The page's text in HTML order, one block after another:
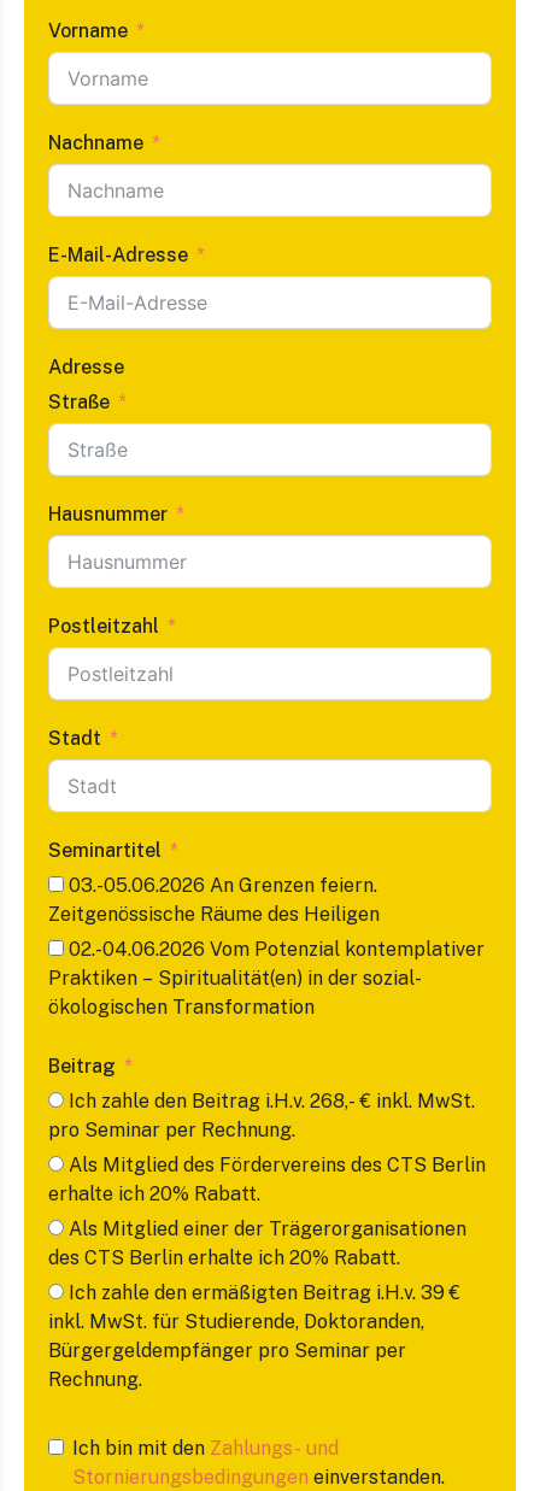
Vorname
Nachname
E-Mail-Adresse
Adresse
Straße
Hausnummer
Postleitzahl
Stadt
Seminartitel
03.-05.06.2026 An Grenzen feiern.
Zeitgenössische Räume des Heiligen
02.-04.06.2026 Vom Potenzial kontemplativer
Praktiken – Spiritualität(en) in der sozial-
ökologischen Transformation
Beitrag
Ich zahle den Beitrag i.H.v. 268,- € inkl. MwSt.
pro Seminar per Rechnung.
Als Mitglied des Fördervereins des CTS Berlin
erhalte ich 20% Rabatt.
Als Mitglied einer der Trägerorganisationen
des CTS Berlin erhalte ich 20% Rabatt.
Ich zahle den ermäßigten Beitrag i.H.v. 39 €
inkl. MwSt. für Studierende, Doktoranden,
Bürgergeldempfänger pro Seminar per
Rechnung.
Ich bin mit den Zahlungs- und
Stornierungsbedingungen einverstanden.